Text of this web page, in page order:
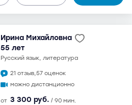
Ирина Михайловна
55 лет
русский язык, литература
21 отзыв,57 оценок
можно дистанционно
от 3 300 руб. / 90 мин.